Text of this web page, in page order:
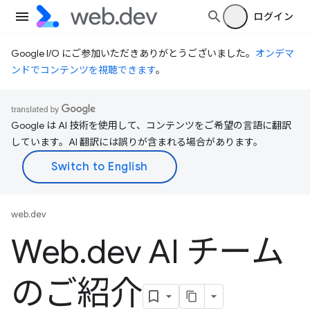
ログイン
Google I/O にご参加いただきありがとうございました。 オンデマ
ンドでコンテンツを視聴できます。
Google は AI 技術を使用して、コンテンツをご希望の言語に翻訳
しています。AI 翻訳には誤りが含まれる場合があります。
web.dev
Web.dev AI チーム
のご紹介